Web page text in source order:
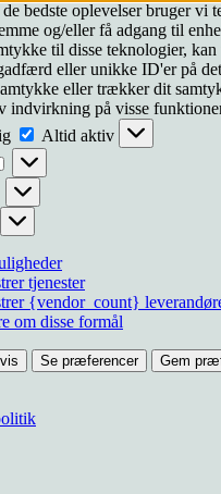
bedste oplevelser bruger vi
og/eller få adgang til
til disse teknologier, kan
eller unikke ID'er på
eller trækker dit
indvirkning på visse
Funktionsdygtig
Altid aktiv
Præferencer
Statistikker
Marketing
tjenester
{vendor_count}
om disse formål
Se præferencer Gem